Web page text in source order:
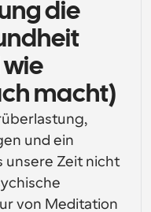
Integrationen
Plattform
mit unserer
um Ihrer
mit unserer
Apps
die
wie
macht)
und ein
unsere Zeit nicht
von Meditation